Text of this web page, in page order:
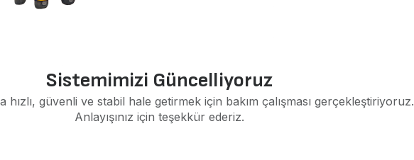
Sistemimizi Güncelliyoruz
hızlı, güvenli ve stabil hale getirmek için bakım çalışması gerçekleştiriyoruz.
Anlayışınız için teşekkür ederiz.